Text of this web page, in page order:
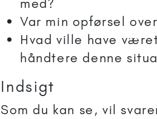
med?
Var min opførsel
Hvad ville have
håndtere denne
Indsigt
Som du kan se, vil